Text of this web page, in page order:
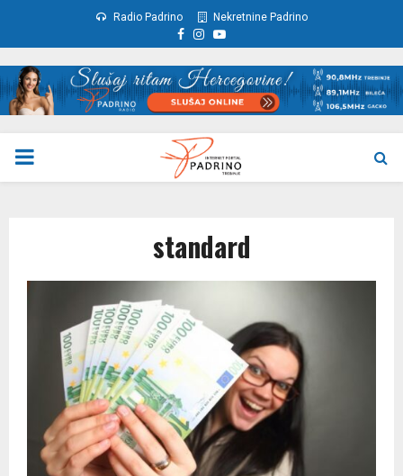
Radio Padrino Nekretnine Padrino
Facebook
Instagram
Youtube
PRIMARY
standard